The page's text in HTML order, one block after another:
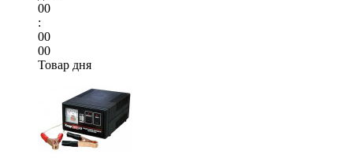
00
:
00
00
Товар дня